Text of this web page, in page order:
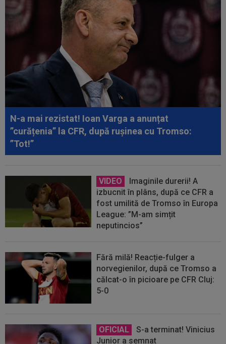
N-a mai rezistat! Ioan Varga a anunțat
”curățenia” la CFR, după rușinea cu Tromso:
”Tot!”
VIDEO
Imaginile durerii! A
izbucnit în plâns, după ce CFR a
fost umilită de Tromso în Europa
League: ”M-am simțit
neputincios”
Fără milă! Reacție-fulger a
norvegienilor, după ce Tromso a
călcat-o în picioare pe CFR Cluj:
5-0
OFICIAL
S-a terminat! Vinicius
Junior a semnat